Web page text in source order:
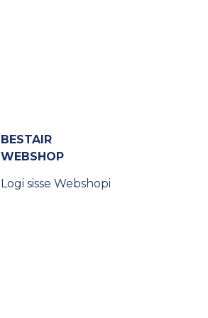
BESTAIR
WEBSHOP
Logi sisse Webshopi